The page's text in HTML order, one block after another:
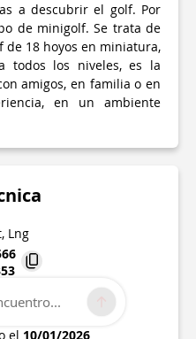
a descubrir el golf. Por
de minigolf. Se trata de
de 18 hoyos en miniatura,
todos los niveles, es la
amigos, en familia o en
en un ambiente
Lng
du vert galant
el 10/01/2026